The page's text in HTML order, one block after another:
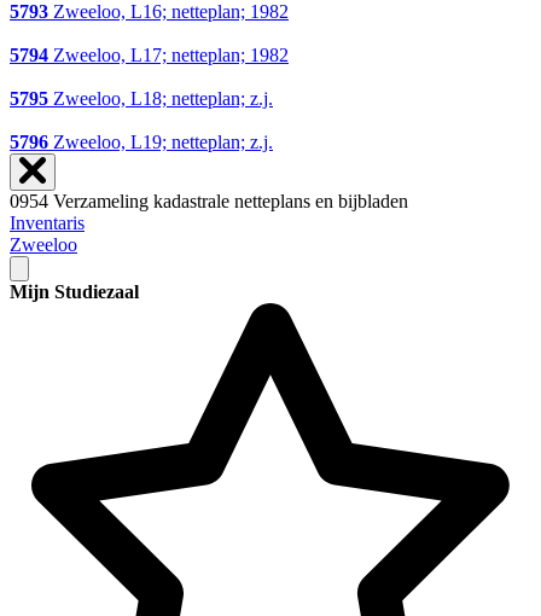
5793 Zweeloo, L16; netteplan; 1982
5794 Zweeloo, L17; netteplan; 1982
5795 Zweeloo, L18; netteplan; z.j.
5796 Zweeloo, L19; netteplan; z.j.
0954 Verzameling kadastrale netteplans en bijbladen
Inventaris
Zweeloo
Mijn Studiezaal